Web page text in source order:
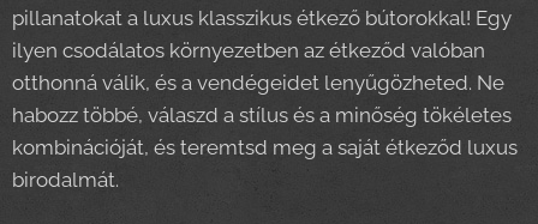
pillanatokat a luxus klasszikus étkező bútorokkal! Egy
ilyen csodálatos környezetben az étkeződ valóban
otthonná válik, és a vendégeidet lenyűgözheted. Ne
habozz többé, válaszd a stílus és a minőség tökéletes
kombinációját, és teremtsd meg a saját étkeződ luxus
birodalmát.